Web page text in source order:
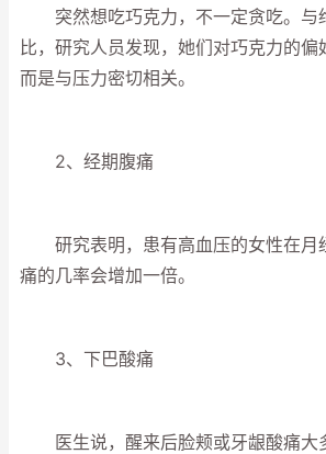
突然想吃巧克力，不一定贪吃。与
比，研究人员发现，她们对巧克力的偏
而是与压力密切相关。
2、经期腹痛
研究表明，患有高血压的女性在月
痛的几率会增加一倍。
3、下巴酸痛
医生说，醒来后脸颊或牙龈酸痛大